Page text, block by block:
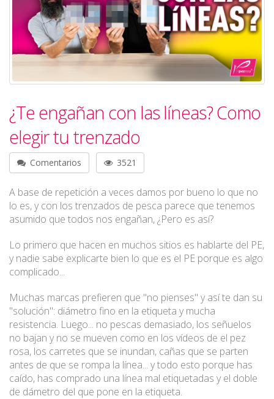
¿Te engañan con las líneas? Como
elegir tu trenzado
Comentarios 3521
A base de repetición a veces damos por bueno lo que no
lo es, y con los trenzados de pesca parece que tenemos
asumido que todos nos engañan, ¿Pero es así?
Lo primero que hacen en muchos sitios es hablarte del PE,
y nadie sabe explicarte bien lo que es el PE porque es algo
complicado...
Muchas marcas prefieren que "no pienses" y así te dan su
"solución": diámetro fino en la etiqueta y mucha
resistencia. Luego... no pescas demasiado, los señuelos
no bajan y no se mueven como en los vídeos de el pez
rosa, los carretes que se inundan, cañas que se parten
antes de que se rompa la línea... y todo esto porque has
caído, has comprado una línea mal etiquetadas y el doble
de dámetro del que pone en la etiqueta.